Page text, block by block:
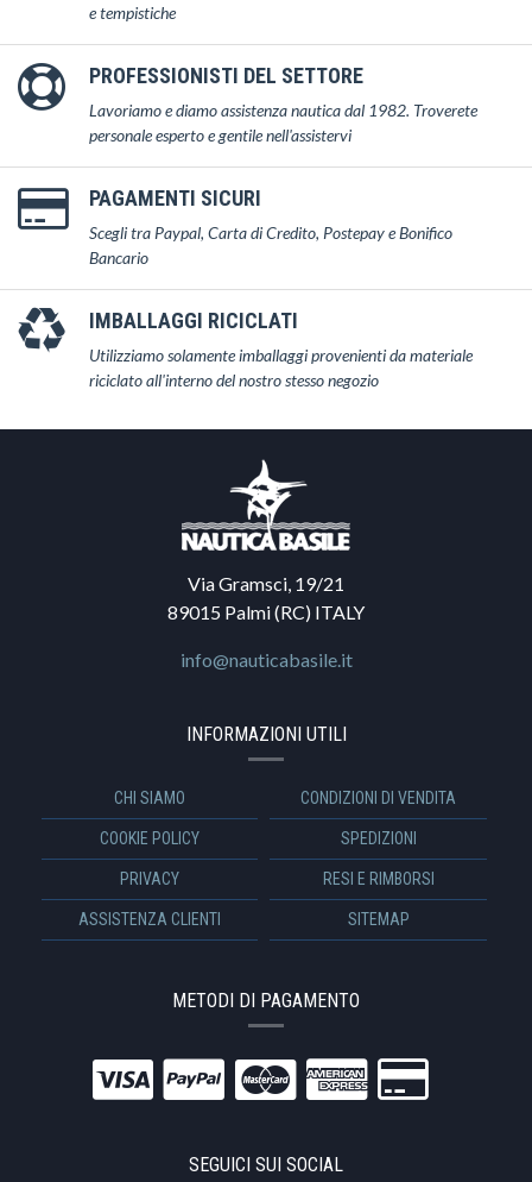
e tempistiche
PROFESSIONISTI DEL SETTORE
Lavoriamo e diamo assistenza nautica dal 1982. Troverete
personale esperto e gentile nell'assistervi
PAGAMENTI SICURI
Scegli tra Paypal, Carta di Credito, Postepay e Bonifico
Bancario
IMBALLAGGI RICICLATI
Utilizziamo solamente imballaggi provenienti da materiale
riciclato all'interno del nostro stesso negozio
Via Gramsci, 19/21
89015 Palmi (RC) ITALY
info@nauticabasile.it
INFORMAZIONI UTILI
CHI SIAMO CONDIZIONI DI VENDITA
COOKIE POLICY SPEDIZIONI
PRIVACY RESI E RIMBORSI
ASSISTENZA CLIENTI SITEMAP
METODI DI PAGAMENTO
SEGUICI SUI SOCIAL